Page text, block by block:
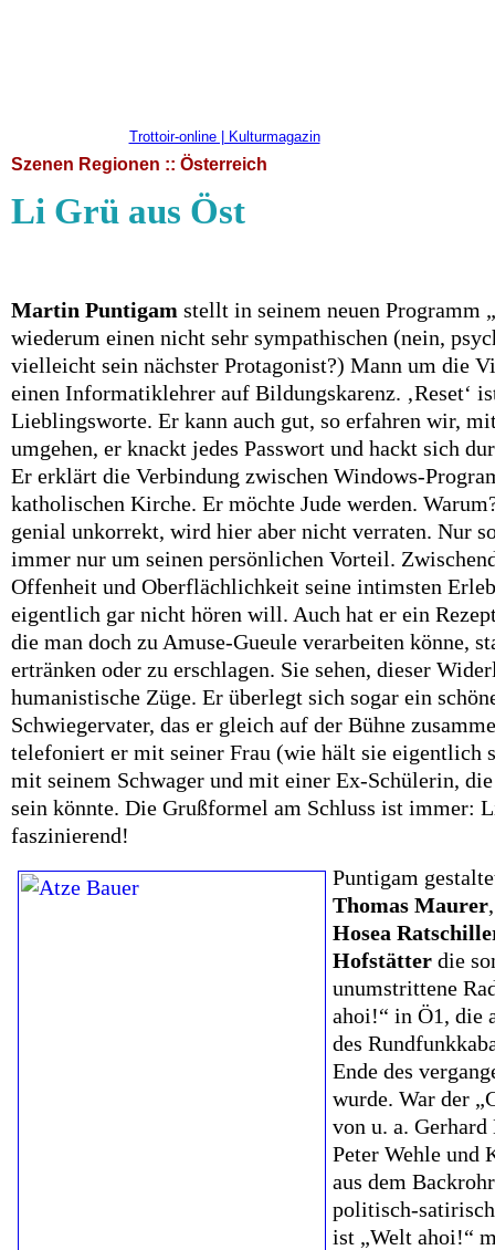
Trottoir-online | Kulturmagazin
Szenen Regionen :: Österreich
Li Grü aus Öst
Martin Puntigam stellt in seinem neuen Programm
wiederum einen nicht sehr sympathischen (nein,
vielleicht sein nächster Protagonist?) Mann um die
einen Informatiklehrer auf Bildungskarenz. ‚Reset‘
Lieblingsworte. Er kann auch gut, so erfahren wir,
umgehen, er knackt jedes Passwort und hackt sich
Er erklärt die Verbindung zwischen Windows-
katholischen Kirche. Er möchte Jude werden.
genial unkorrekt, wird hier aber nicht verraten. Nur
immer nur um seinen persönlichen Vorteil.
Offenheit und Oberflächlichkeit seine intimsten
eigentlich gar nicht hören will. Auch hat er ein
die man doch zu Amuse-Gueule verarbeiten könne,
ertränken oder zu erschlagen. Sie sehen, dieser
humanistische Züge. Er überlegt sich sogar ein
Schwiegervater, das er gleich auf der Bühne
telefoniert er mit seiner Frau (wie hält sie eigentlich
mit seinem Schwager und mit einer Ex-Schülerin,
sein könnte. Die Grußformel am Schluss ist immer:
faszinierend!
Puntigam
Thomas Maurer,
Hosea
Hofstätter die
unumstrittene
ahoi!“ in Ö1, die
des
Ende des
wurde. War der
von u. a.
Peter Wehle und
aus dem
politisch-
ist „Welt ahoi!“